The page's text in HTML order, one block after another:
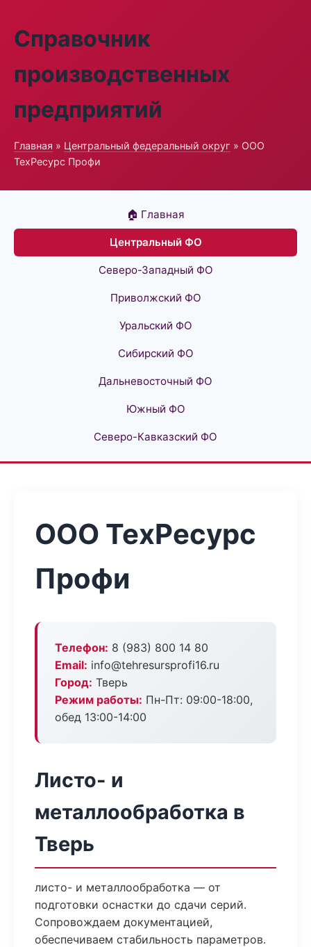
Справочник
производственных
предприятий
Главная » Центральный федеральный округ » ООО
ТехРесурс Профи
🏠 Главная
Центральный ФО
Северо-Западный ФО
Приволжский ФО
Уральский ФО
Сибирский ФО
Дальневосточный ФО
Южный ФО
Северо-Кавказский ФО
ООО ТехРесурс
Профи
Телефон: 8 (983) 800 14 80
Email: info@tehresursprofi16.ru
Город: Тверь
Режим работы: Пн-Пт: 09:00-18:00,
обед 13:00-14:00
Листо- и
металлообработка в
Тверь
листо- и металлообработка — от
подготовки оснастки до сдачи серий.
Сопровождаем документацией,
обеспечиваем стабильность параметров.